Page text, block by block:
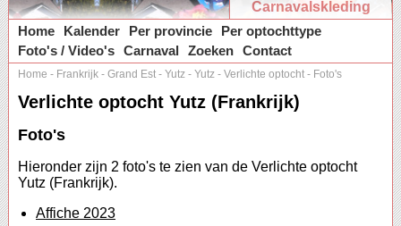
Carnavalskleding
Home
Kalender Per provincie
Per optochttype
Foto's / Video's Carnaval Zoeken Contact
Home - Frankrijk - Grand Est - Yutz - Yutz - Verlichte optocht - Foto's
Verlichte optocht Yutz (Frankrijk)
Foto's
Hieronder zijn 2 foto's te zien van de Verlichte optocht
Yutz (Frankrijk).
Affiche 2023